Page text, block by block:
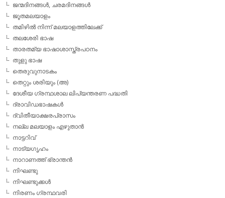
ജന്മദിനങ്ങള്‍, ചരമദിനങ്ങള്‍
ജൂതമലയാളം
തമിഴില്‍ നിന്ന് മലയാളത്തിലേക്ക്
തലശേരി ഭാഷ
താരതമ്യ ഭാഷാശാസ്ത്രപഠനം
തുളു ഭാഷ
തെരുവുനാടകം
തെറ്റും ശരിയും (അ)
ദേശീയ ഗ്രന്ഥശാല ലിപ്യന്തരണ പദ്ധതി
ദ്രാവിഡഭാഷകള്‍
ദ്വിതീയാക്ഷരപ്രാസം
നല്ല മലയാളം എഴുതാന്‍
നാട്ടറിവ്
നാട്യഗൃഹം
നാറാണത്ത് ഭ്രാന്തന്‍
നിഘണ്ടു
നിഘണ്ടുക്കള്‍
നിരണം ഗ്രന്ഥവരി